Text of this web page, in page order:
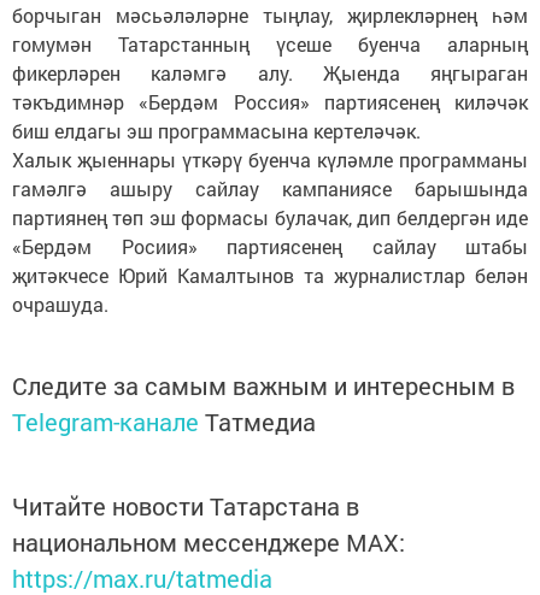
борчыган мәсьәләләрне тыңлау, җирлекләрнең һәм
гомумән Татарстанның үсеше буенча аларның
фикерләрен каләмгә алу. Җыенда яңгыраган
тәкъдимнәр «Бердәм Россия» партиясенең киләчәк
биш елдагы эш программасына кертеләчәк.
Халык җыеннары үткәрү буенча күләмле программаны
гамәлгә ашыру сайлау кампаниясе барышында
партиянең төп эш формасы булачак, дип белдергән иде
«Бердәм Росиия» партиясенең сайлау штабы
җитәкчесе Юрий Камалтынов та журналистлар белән
очрашуда.
Следите за самым важным и интересным в
Telegram-канале Татмедиа
Читайте новости Татарстана в
национальном мессенджере MАХ:
https://max.ru/tatmedia